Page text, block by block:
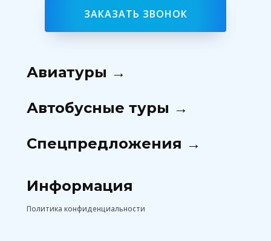
ЗАКАЗАТЬ ЗВОНОК
Авиатуры →
Автобусные туры →
Спецпредложения →
Информация
Политика конфиденциальности